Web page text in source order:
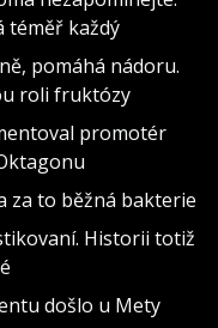
téměř každý
pomáhá nádoru.
roli fruktózy
promotér
za to běžná bakterie
Historii totiž
došlo u Mety